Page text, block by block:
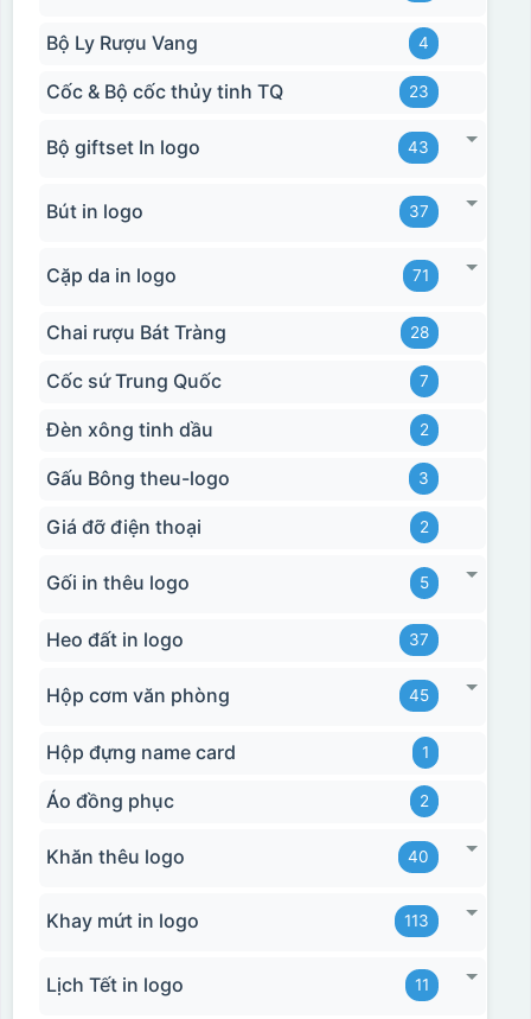
Bộ Ly Rượu Vang 4
Cốc & Bộ cốc thủy tinh TQ 23
Bộ giftset In logo 43
Bút in logo 37
Cặp da in logo 71
Chai rượu Bát Tràng 28
Cốc sứ Trung Quốc 7
Đèn xông tinh dầu 2
Gấu Bông theu-logo 3
Giá đỡ điện thoại 2
Gối in thêu logo 5
Heo đất in logo 37
Hộp cơm văn phòng 45
Hộp đựng name card 1
Áo đồng phục 2
Khăn thêu logo 40
Khay mứt in logo 113
Lịch Tết in logo 11